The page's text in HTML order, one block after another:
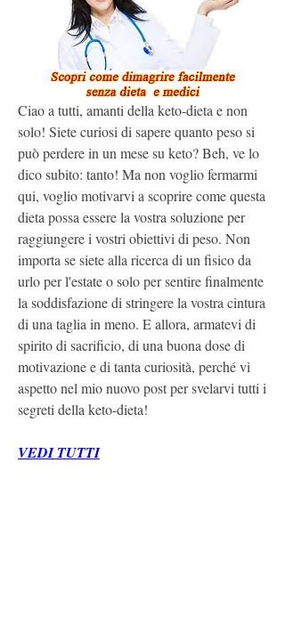
Ciao a tutti, amanti della keto-dieta e non
solo! Siete curiosi di sapere quanto peso si
può perdere in un mese su keto? Beh, ve lo
dico subito: tanto! Ma non voglio fermarmi
qui, voglio motivarvi a scoprire come questa
dieta possa essere la vostra soluzione per
raggiungere i vostri obiettivi di peso. Non
importa se siete alla ricerca di un fisico da
urlo per l'estate o solo per sentire finalmente
la soddisfazione di stringere la vostra cintura
di una taglia in meno. E allora, armatevi di
spirito di sacrificio, di una buona dose di
motivazione e di tanta curiosità, perché vi
aspetto nel mio nuovo post per svelarvi tutti i
segreti della keto-dieta!
VEDI TUTTI